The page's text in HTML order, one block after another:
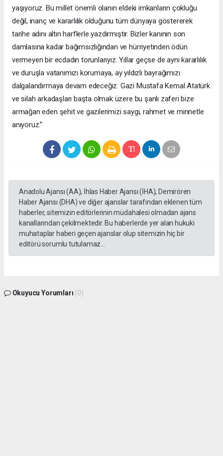
yaşıyoruz. Bu millet önemli olanın eldeki imkanların çokluğu
değil, inanç ve kararlılık olduğunu tüm dünyaya göstererek
tarihe adını altın harflerle yazdırmıştır. Bizler kanının son
damlasına kadar bağımsızlığından ve hürriyetinden ödün
vermeyen bir ecdadın torunlarıyız. Yıllar geçse de aynı kararlılık
ve duruşla vatanımızı korumaya, ay yıldızlı bayrağımızı
dalgalandırmaya devam edeceğiz. Gazi Mustafa Kemal Atatürk
ve silah arkadaşları başta olmak üzere bu şanlı zaferi bize
armağan eden şehit ve gazilerimizi saygı, rahmet ve minnetle
anıyoruz.”
Anadolu Ajansı (AA), İhlas Haber Ajansı (İHA), Demirören
Haber Ajansı (DHA) ve diğer ajanslar tarafından eklenen tüm
haberler, sitemizin editörlerinin müdahalesi olmadan ajans
kanallarından çekilmektedir. Bu haberlerde yer alan hukuki
muhataplar haberi geçen ajanslar olup sitemizin hiç bir
editörü sorumlu tutulamaz...
Okuyucu Yorumları (0)